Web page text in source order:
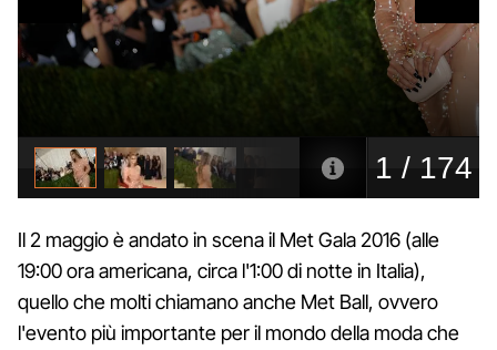
Il 2 maggio è andato in scena il Met Gala 2016 (alle
19:00 ora americana, circa l'1:00 di notte in Italia),
quello che molti chiamano anche Met Ball, ovvero
l'evento più importante per il mondo della moda che